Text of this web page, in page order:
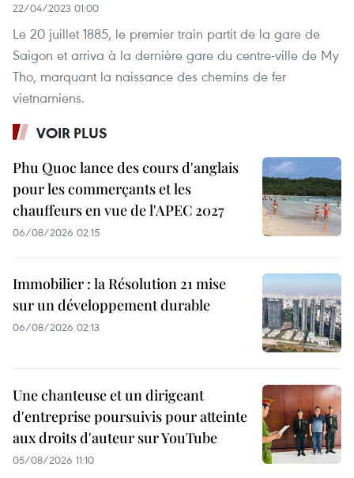
22/04/2023 01:00
Le 20 juillet 1885, le premier train partit de la gare de
Saigon et arriva à la dernière gare du centre-ville de My
Tho, marquant la naissance des chemins de fer
vietnamiens.
VOIR PLUS
Phu Quoc lance des cours d'anglais
pour les commerçants et les
chauffeurs en vue de l'APEC 2027
06/08/2026 02:15
Immobilier : la Résolution 21 mise
sur un développement durable
06/08/2026 02:13
Une chanteuse et un dirigeant
d'entreprise poursuivis pour atteinte
aux droits d'auteur sur YouTube
05/08/2026 11:10